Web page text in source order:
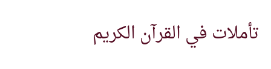
تأملات في القرآن الكريم